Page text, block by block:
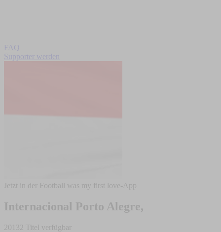
FAQ
Supporter werden
Jetzt in der Football was my first love-App
Internacional Porto Alegre,
20132 Titel verfügbar